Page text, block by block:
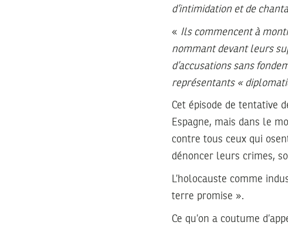
d’intimidation et de
« Ils commencent à
nommant devant leurs
d’accusations sans
représentants «
Cet épisode de tentative
Espagne, mais dans le
contre tous ceux qui
dénoncer leurs crimes,
L’holocauste comme
terre promise ».
Ce qu’on a coutume